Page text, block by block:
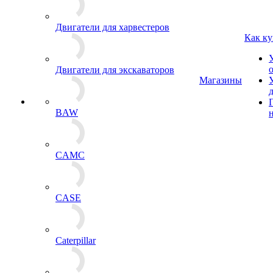
Двигатели для харвестеров
Двигатели для экскаваторов
BAW
CAMC
CASE
Caterpillar
Магазины
Как